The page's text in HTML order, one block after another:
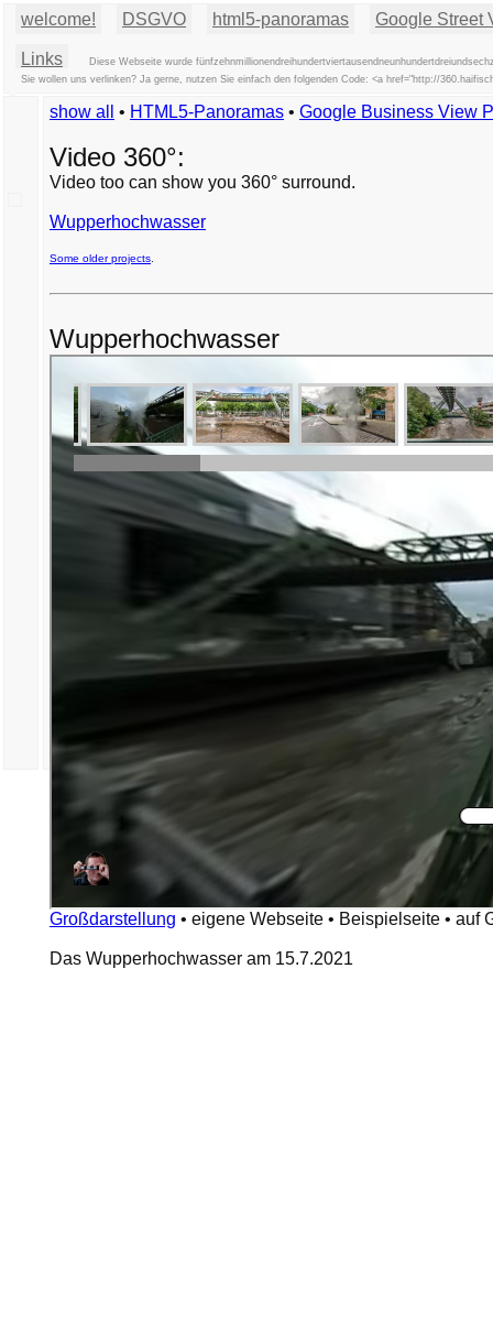
welcome! DSGVO html5-panoramas Google Street
Links
Diese Webseite wurde
Sie wollen uns verlinken? Ja gerne, nutzen Sie einfach den folgenden Code: <a href="http://
show all • HTML5-Panoramas • Google Business View
Video 360°:
Video too can show you 360° surround.
Wupperhochwasser
Some older projects
Wupperhochwasser
Großdarstellung • eigene Webseite • Beispielseite • auf
Das Wupperhochwasser am 15.7.2021